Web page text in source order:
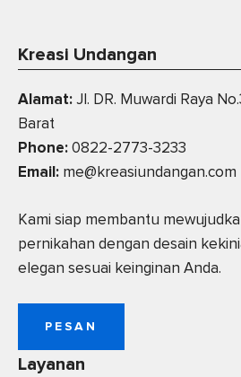
Kreasi Undangan
Alamat: Jl. DR. Muwardi Raya
Barat
Phone: 0822-2773-3233
Email: me@kreasiundangan.com
Kami siap membantu
pernikahan dengan desain
elegan sesuai keinginan Anda.
PESAN
Layanan